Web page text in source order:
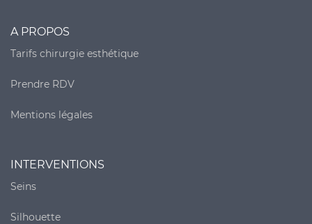
A PROPOS
Tarifs chirurgie esthétique
Prendre RDV
Mentions légales
INTERVENTIONS
Seins
Silhouette